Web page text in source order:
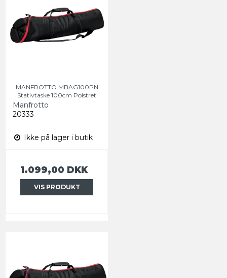
MANFROTTO MBAG100PN
Stativtaske 100cm Polstret
Manfrotto
20333
Ikke på lager i butik
1.099,00 DKK
VIS PRODUKT